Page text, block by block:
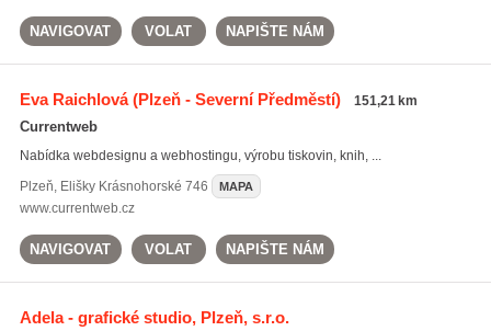
NAVIGOVAT VOLAT NAPIŠTE NÁM
Eva Raichlová(Plzeň - Severní Předměstí) 151,21 km
Currentweb
Nabídka webdesignu a webhostingu, výrobu tiskovin, knih, ...
Plzeň, Elišky Krásnohorské 746 MAPA
www.currentweb.cz
NAVIGOVAT VOLAT NAPIŠTE NÁM
Adela - grafické studio, Plzeň, s.r.o.